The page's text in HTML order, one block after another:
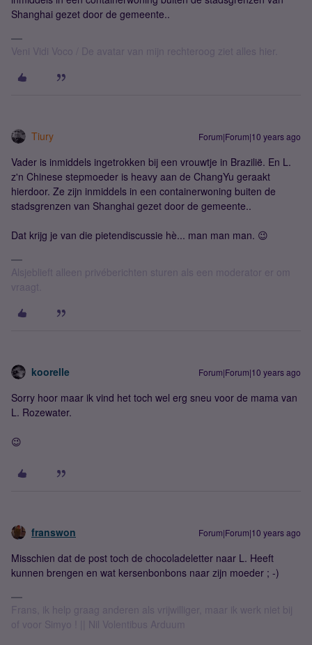
Shanghai gezet door de gemeente..
Veni Vidi Voco / De avatar van mijn rechteroog ziet alles hier.
Tiury Forum|Forum|10 years ago
Vader is inmiddels ingetrokken bij een vrouwtje in Brazilië. En L.
z'n Chinese stepmoeder is heavy aan de ChangYu geraakt
hierdoor. Ze zijn inmiddels in een containerwoning buiten de
stadsgrenzen van Shanghai gezet door de gemeente..
Dat krijg je van die pietendiscussie hè... man man man. 😉
Alsjeblieft alleen privéberichten sturen als een moderator er om
vraagt.
koorelle Forum|Forum|10 years ago
Sorry hoor maar ik vind het toch wel erg sneu voor de mama van
L. Rozewater.
😉
franswon Forum|Forum|10 years ago
Misschien dat de post toch de chocoladeletter naar L. Heeft
kunnen brengen en wat kersenbonbons naar zijn moeder ; -)
Frans, ik help graag anderen als vrijwilliger, maar ik werk niet bij
of voor Simyo ! || Nil Volentibus Arduum